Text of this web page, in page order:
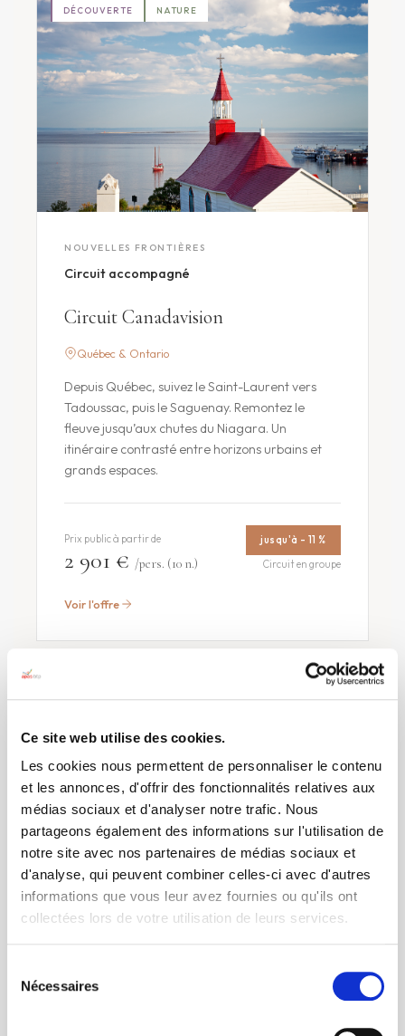
Ce site web utilise des cookies.
Les cookies nous permettent de personnaliser le contenu
et les annonces, d'offrir des fonctionnalités relatives aux
médias sociaux et d'analyser notre trafic. Nous
partageons également des informations sur l'utilisation de
notre site avec nos partenaires de médias sociaux et
d'analyse, qui peuvent combiner celles-ci avec d'autres
informations que vous leur avez fournies ou qu'ils ont
collectées lors de votre utilisation de leurs services.
Nécessaires
DÉCOUVERTE NATURE
NOUVELLES FRONTIÈRES
Circuit accompagné
Circuit Canadavision
Québec & Ontario
Depuis Québec, suivez le Saint-Laurent vers
Tadoussac, puis le Saguenay. Remontez le
fleuve jusqu’aux chutes du Niagara. Un
itinéraire contrasté entre horizons urbains et
grands espaces.
Prix public à partir de
2 901 € /pers. (10 n.)
jusqu'à - 11 %
Circuit en groupe
Voir l'offre